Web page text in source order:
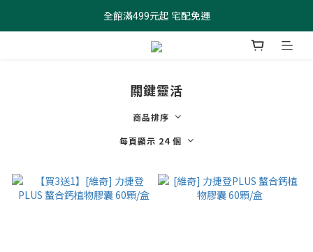
全館滿499元起 宅配免運
全館滿499元起 宅配免運
加入會員 $100元購物金現領現折
關鍵靈活
商品排序
每頁顯示 24 個